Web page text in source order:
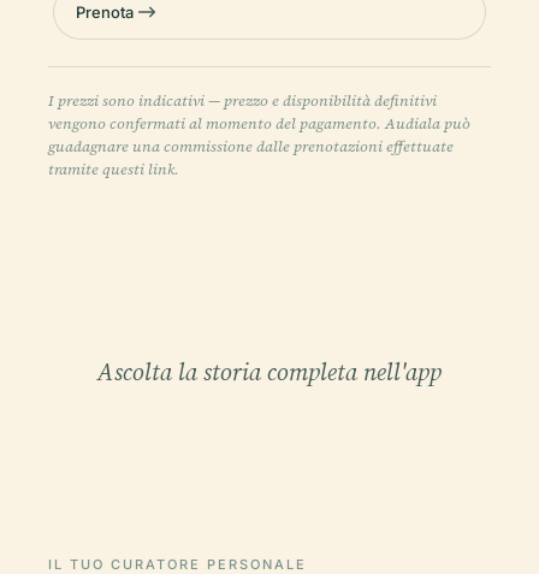
Prenota
I prezzi sono indicativi — prezzo e disponibilità definitivi
vengono confermati al momento del pagamento. Audiala può
guadagnare una commissione dalle prenotazioni effettuate
tramite questi link.
Ascolta la storia completa nell'app
IL TUO CURATORE PERSONALE